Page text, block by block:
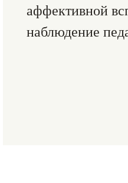
аффективной
наблюдение